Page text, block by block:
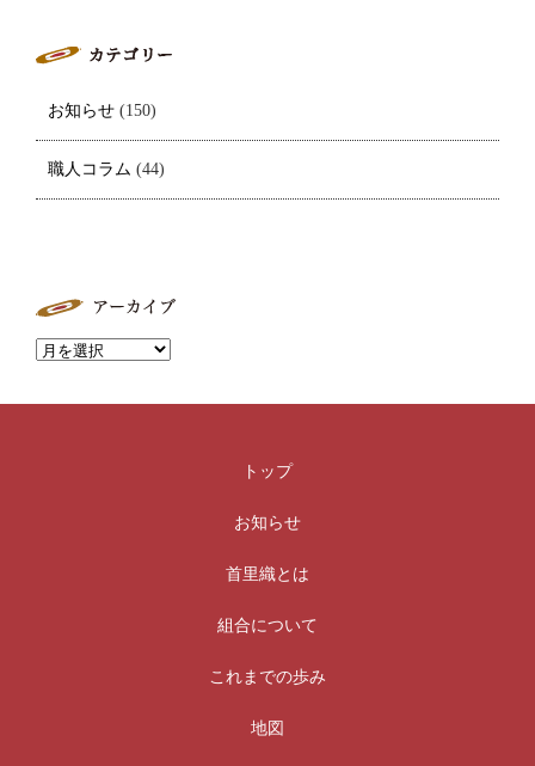
お知らせ (150)
職人コラム (44)
トップ
お知らせ
首里織とは
組合について
これまでの歩み
地図